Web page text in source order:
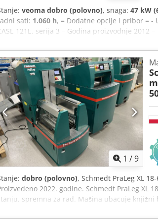
veoma dobro (polovno), snaga: 47 kW
sati: 1.060 h, = Dodatne opcije i pribor = -
121E, serija 3 – Godina proizvodnje 2012
proizvodnje 2012. Mašina je u dobrom stanju i
je u dobrom stanju, kako tehnički, tako
Karakteristike: * Godina
* Spreman za upotrebu Za dodatne
= Dodatne informacije = Godina
Ukupna dozvoljena masa: 7.340 kg
Obratite se Gerritu
1 /9
dobro (polovno), Schmedt PraLeg XL
2022. godine. Schmedt PraLeg XL
spremna za rad. Mašina ubacuje
nanošenje lepka, kontinuirano podešavanje
110 – 450 mm Debljina bloka: 2 – 80 mm